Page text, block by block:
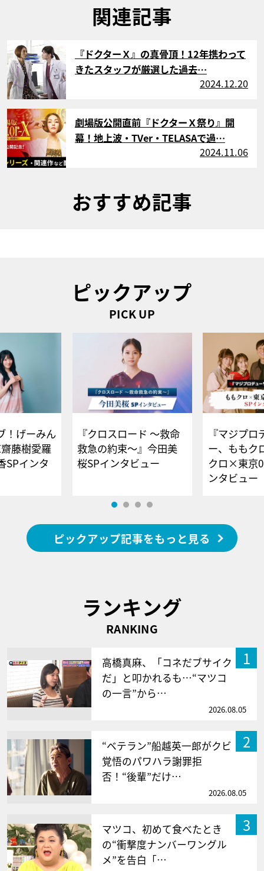
関連記事
『ドクターＸ』の真骨頂！12年携わって
きたスタッフが厳選した過去…
2024.12.20
サムネイル
劇場版公開直前『ドクターＸ祭り』開
幕！地上波・TVer・TELASAで過…
2024.11.06
おすすめ記事
ピックアップ
PICK UP
！げーみん
藤樹愛羅
SPインタ
『クロスロード ～救命
救急の約束～』今田美
桜SPインタビュー
『マジプロ
ー、ももク
クロ×東京
ンタビュー
ピックアップ記事をもっと見る
ランキング
RANKING
1
高橋真麻、「コネだブサイク
だ」と叩かれるも…“マツコ
の一言”から…
2026.08.05
2
“ベテラン”船越英一郎がクビ
覚悟のパワハラ謝罪拒
否！“後輩”だけ…
2026.08.05
3
マツコ、初めて食べたとき
の“衝撃度ナンバーワングル
メ”を告白「…